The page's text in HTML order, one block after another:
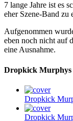
7 lange Jahre ist es
eher Szene-Band
Aufgenommen
eben noch nicht auf
eine Ausnahme.
Dropkick Murphys
Dropkick
Dropkick